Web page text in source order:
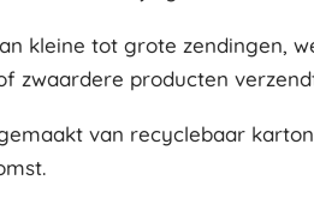
kleine tot grote zendingen,
zwaardere producten
van recyclebaar